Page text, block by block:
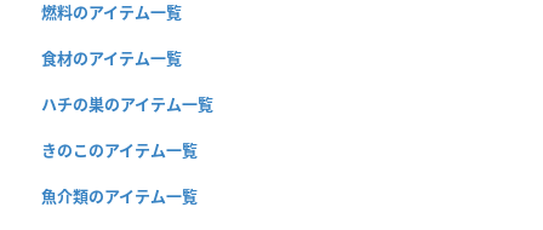
燃料のアイテム一覧
食材のアイテム一覧
ハチの巣のアイテム一覧
きのこのアイテム一覧
魚介類のアイテム一覧